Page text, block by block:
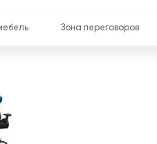
Зона переговоров